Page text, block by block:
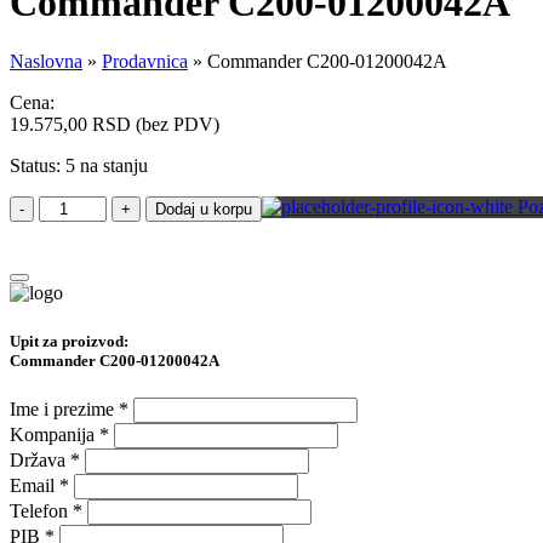
Naslovna » Prodavnica » Commander C200-01200042A
Cena:
19.575,00 RSD (bez PDV)
Status: 5 na stanju
- + Dodaj u korpu
Upit za proizvod:
Commander C200-01200042A
Ime i prezime *
Kompanija *
Država *
Email *
Telefon *
PIB *